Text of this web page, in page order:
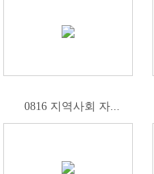
0816 지역사회 자...